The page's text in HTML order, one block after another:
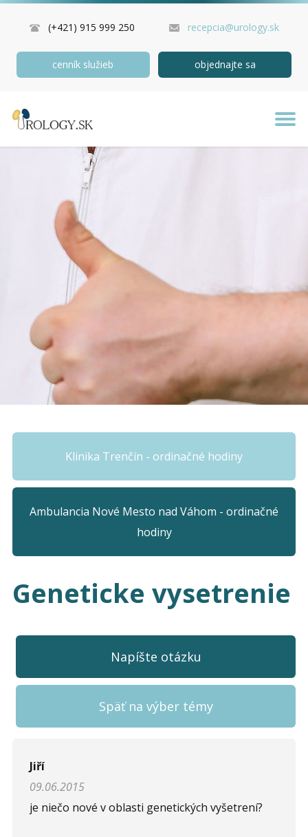
(+421) 915 999 250 recepcia@urology.sk
cenník služieb objednajte sa
Klinika Trenčín - ordinačné hodiny
Ambulancia Nové Mesto nad Váhom - ordinačné
hodiny
Geneticke vysetrenie
Napíšte otázku
Späť na výber témy
Napíšte otázku
Meno (* )
Jiří
09.06.2015
je niečo nové v oblasti genetických vyšetrení?